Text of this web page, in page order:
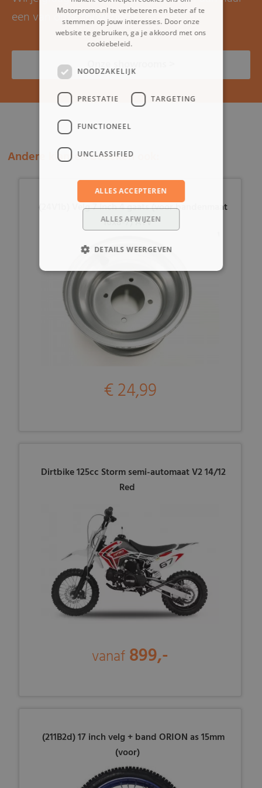
een van onze showrooms.
Onze showrooms >
Andere klanten bekeken ook:
(24V1b) Velg 7 inch 4 gaats (voor bandenmaat
16x8-7) ATV
€ 24,99
Dirtbike 125cc Storm semi-automaat V2 14/12
Red
vanaf 899,-
(211B2d) 17 inch velg + band ORION as 15mm
(voor)
Motorpromo.nl te verbeteren en beter af te
stemmen op jouw interesses. Door onze
website te gebruiken, ga je akkoord met ons
cookiebeleid.
NOODZAKELIJK
PRESTATIE TARGETING
FUNCTIONEEL
UNCLASSIFIED
ALLES ACCEPTEREN
ALLES AFWIJZEN
DETAILS WEERGEVEN